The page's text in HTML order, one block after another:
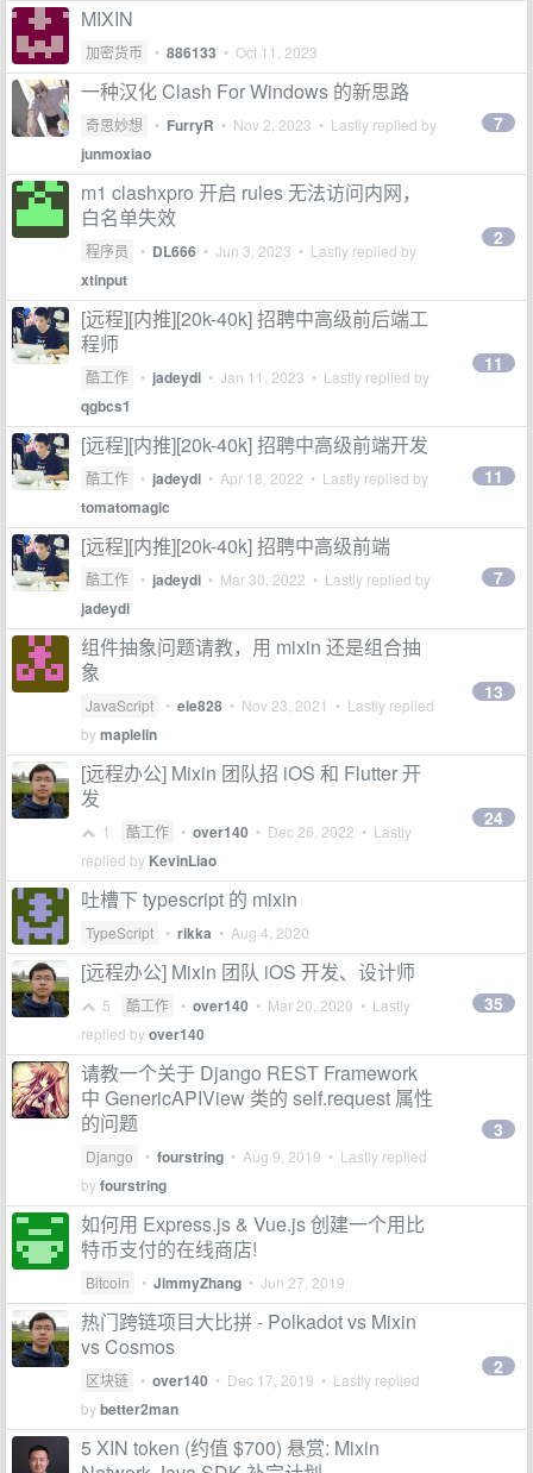
MIXIN
加密货币 • 886133 • Oct 11, 2023
一种汉化 Clash For Windows 的新思路
奇思妙想 • FurryR • Nov 2, 2023 • Lastly replied by
junmoxiao
7
m1 clashxpro 开启 rules 无法访问内网，
白名单失效
程序员 • DL666 • Jun 3, 2023 • Lastly replied by
xtinput
2
[远程][内推][20k-40k] 招聘中高级前后端工
程师
酷工作 • jadeydi • Jan 11, 2023 • Lastly replied by
qgbcs1
11
[远程][内推][20k-40k] 招聘中高级前端开发
酷工作 • jadeydi • Apr 18, 2022 • Lastly replied by
tomatomagic
11
[远程][内推][20k-40k] 招聘中高级前端
酷工作 • jadeydi • Mar 30, 2022 • Lastly replied by
jadeydi
7
组件抽象问题请教，用 mixin 还是组合抽
象
JavaScript • ele828 • Nov 23, 2021 • Lastly replied
bymaplelin
13
[远程办公] Mixin 团队招 iOS 和 Flutter 开
发
1 酷工作 • over140 • Dec 26, 2022 • Lastly
replied by KevinLiao
24
吐槽下 typescript 的 mixin
TypeScript • rikka • Aug 4, 2020
[远程办公] Mixin 团队 iOS 开发、设计师
5 酷工作 • over140 • Mar 20, 2020 • Lastly
replied byover140
35
请教一个关于 Django REST Framework
中 GenericAPIView 类的 self.request 属性
的问题
Django • fourstring • Aug 9, 2019 • Lastly replied
byfourstring
3
如何用 Express.js & Vue.js 创建一个用比
特币支付的在线商店!
Bitcoin • JimmyZhang • Jun 27, 2019
热门跨链项目大比拼 - Polkadot vs Mixin
vs Cosmos
区块链 • over140 • Dec 17, 2019 • Lastly replied
bybetter2man
2
5 XIN token (约值 $700) 悬赏: Mixin